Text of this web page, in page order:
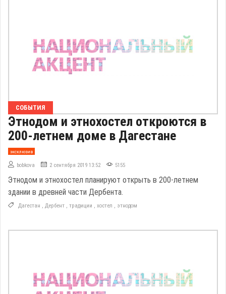
СОБЫТИЯ
Этнодом и этнохостел откроются в
200-летнем доме в Дагестане
эксклюзив
bobkova 2 сентября 2019 13:52 5155
Этнодом и этнохостел планируют открыть в 200-летнем
здании в древней части Дербента.
Дагестан , Дербент , традиции , хостел , этнодом